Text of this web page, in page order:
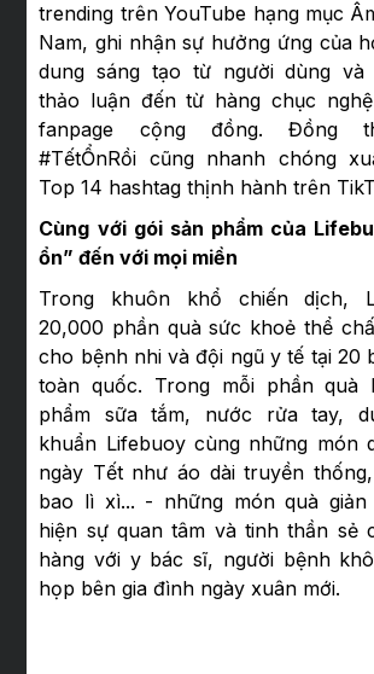
trending trên YouTube hạng mục
Nam, ghi nhận sự hưởng ứng của
dung sáng tạo từ người dùng và
thảo luận đến từ hàng chục
fanpage cộng đồng. Đồng
#TếtỔnRồi cũng nhanh chóng
Top 14 hashtag thịnh hành trên
Cùng với gói sản phẩm của
ổn” đến với mọi miền
Trong khuôn khổ chiến dịch,
20,000 phần quà sức khoẻ thể
cho bệnh nhi và đội ngũ y tế tại 20
toàn quốc. Trong mỗi phần quà
phẩm sữa tắm, nước rửa tay,
khuẩn Lifebuoy cùng những món
ngày Tết như áo dài truyền
bao lì xì... - những món quà
hiện sự quan tâm và tinh thần sẻ
hàng với y bác sĩ, người bệnh
họp bên gia đình ngày xuân mới.